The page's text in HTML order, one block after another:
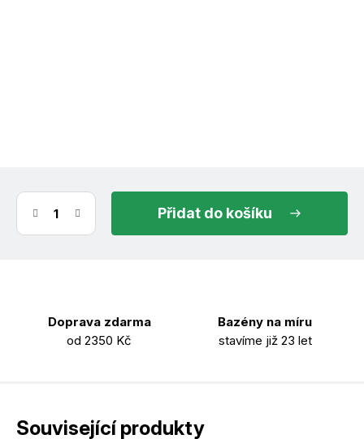
do košíku
Doprava zdarma
od 2350 Kč
Bazény na míru
stavíme již 23 let
Související produkty